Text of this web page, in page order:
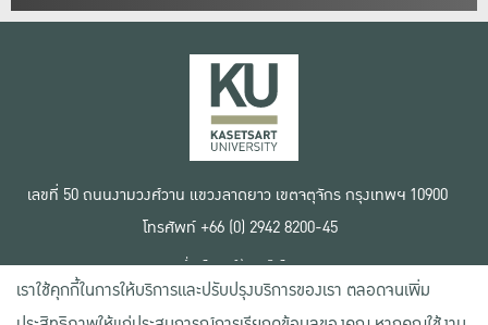
เลขที่ 50 ถนนงามวงศ์วาน แขวงลาดยาว เขตจตุจักร กรุงเทพฯ 10900
โทรศัพท์ +66 (0) 2942 8200-45
เงื่อนไขการใช้งานเว็บไซต์
ข้อตกลงด้านสิทธิ์ใช้งาน
นโยบายความเป็นส่วนตัว
เราใช้คุกกี้ในการให้บริการและปรับปรุงบริการของเรา ตลอดจนเพิ่ม